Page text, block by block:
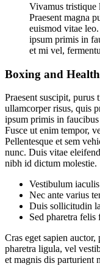
Vivamus tristique
Praesent magna
euismod vitae
ipsum primis in
et mi vel,
Boxing and Health
Praesent suscipit,
ullamcorper risus, quis
ipsum primis in
Fusce ut enim tempor,
Pellentesque et sem
nunc. Duis vitae
nibh id dictum molestie.
Vestibulum
Nec ante varius
Duis sollicitudin
Sed pharetra felis
Cras eget sapien
pharetra ligula, vel
et magnis dis parturient